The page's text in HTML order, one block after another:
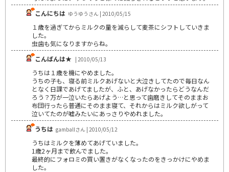
こんにちは ゆうゆうさん | 2010/05/15
１歳を過ぎてからミルクの量を減らして麦茶にシフトしていきま
した。
虫歯も気になりますからね。
こんばんは★ | 2010/05/13
うちは１歳を機にやめました。
うちの子も、寝る前ミルクあげないと大泣きしてたので毎日なん
となく日課であげてましたが、ふと、あげなかったらどうなんだ
ろう？万が一泣いたらあげよう…と思って歯磨きしてそのままお
布団行ったら普通にそのまま寝て、それからはミルク欲しがって
泣いてたのが嘘みたいにあっさりやめれました。
うちは gamballさん | 2010/05/12
うちはミルクを薄めてあげていました。
1歳2ヶ月まで飲んでました。
最終的にフォロミの買い置きがなくなったのをきっかけにやめま
した。